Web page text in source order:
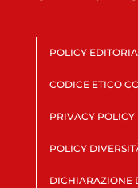
POLICY
CODICE ETICO
PRIVACY POLICY
POLICY
DICHIARAZIONE